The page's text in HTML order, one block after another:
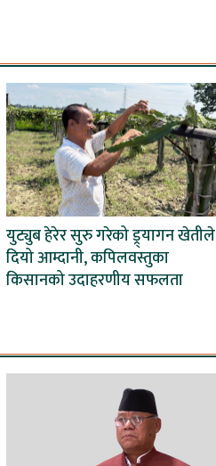
युट्युब हेरेर सुरु गरेको ड्र्यागन खेतीले
दियो आम्दानी, कपिलवस्तुका
किसानको उदाहरणीय सफलता